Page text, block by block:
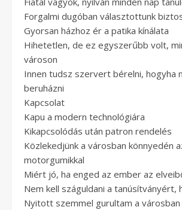
Forgalmi dugóban választottunk
Gyorsan házhoz ér a patika kínálata
Hihetetlen, de ez egyszerűbb volt,
városon
Innen tudsz szervert bérelni, hogyha
beruházni
Kapcsolat
Kapu a modern technológiára
Kikapcsolódás után patron rendelés
Közlekedjünk a városban könnyedén
motorgumikkal
Miért jó, ha enged az ember az
Nem kell száguldani a tanúsítványért,
Nyitott szemmel gurultam a városban